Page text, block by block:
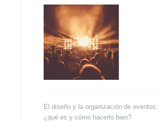
El diseño y la organización de eventos:
¿qué es y cómo hacerlo bien?